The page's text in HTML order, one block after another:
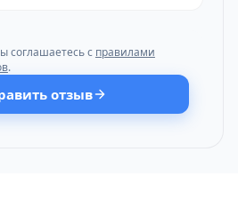
соглашаетесь с правилами
.
отзыв